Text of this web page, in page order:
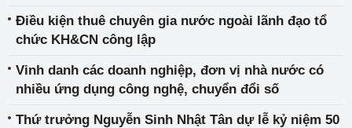
Điều kiện thuê chuyên gia nước ngoài lãnh đạo tổ
chức KH&CN công lập
Vinh danh các doanh nghiệp, đơn vị nhà nước có
nhiều ứng dụng công nghệ, chuyển đổi số
Thứ trưởng Nguyễn Sinh Nhật Tân dự lễ kỷ niệm 50